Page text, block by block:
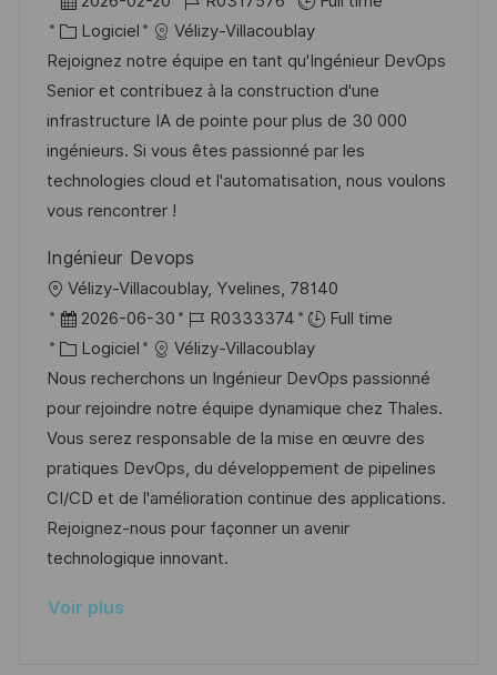
a
g
e
s
t
e
c
a
l
i
s
a
t
o
n
a
t
e
d
’
a
f
i
c
h
a
g
e
é
f
é
r
e
n
d
u
p
o
s
t
e
C
a
t
é
g
o
r
e
Logiciel
Vélizy-Villacoublay
Rejoignez notre équipe en tant qu'Ingénieur DevOps
Senior et contribuez à la construction d'une
infrastructure IA de pointe pour plus de 30 000
ingénieurs. Si vous êtes passionné par les
technologies cloud et l'automatisation, nous voulons
vous rencontrer !
Ingénieur Devops
o
c
a
l
i
s
a
t
i
n
Vélizy-Villacoublay, Yvelines, 78140
D
a
t
e
d
’
a
f
f
c
2026-06-30
R
é
f
é
r
e
n
c
e
R0333374
Full time
C
a
t
é
g
o
r
i
Logiciel
Vélizy-Villacoublay
Nous recherchons un Ingénieur DevOps passionné
pour rejoindre notre équipe dynamique chez Thales.
Vous serez responsable de la mise en œuvre des
pratiques DevOps, du développement de pipelines
CI/CD et de l'amélioration continue des applications.
Rejoignez-nous pour façonner un avenir
technologique innovant.
Voir plus